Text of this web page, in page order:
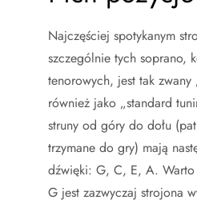
Najczęściej spotykanym
szczególnie tych soprano,
tenorowych, jest tak zwany
również jako „standard
struny od góry do dołu
trzymane do gry) mają
dźwięki: G, C, E, A. Warto
G jest zazwyczaj strojona